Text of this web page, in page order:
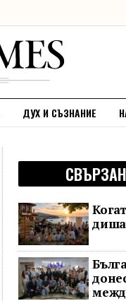
ДУХ И СЪЗНАНИЕ